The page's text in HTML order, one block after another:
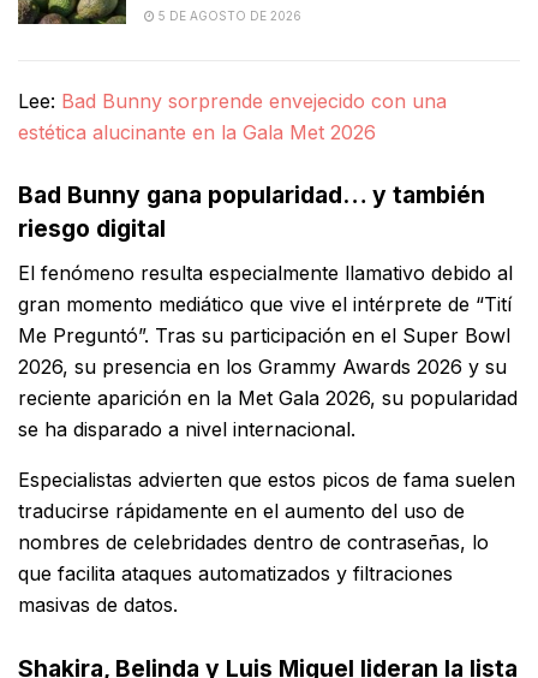
5 DE AGOSTO DE 2026
Lee: Bad Bunny sorprende envejecido con una
estética alucinante en la Gala Met 2026
Bad Bunny gana popularidad… y también
riesgo digital
El fenómeno resulta especialmente llamativo debido al
gran momento mediático que vive el intérprete de “Tití
Me Preguntó”. Tras su participación en el Super Bowl
2026, su presencia en los Grammy Awards 2026 y su
reciente aparición en la Met Gala 2026, su popularidad
se ha disparado a nivel internacional.
Especialistas advierten que estos picos de fama suelen
traducirse rápidamente en el aumento del uso de
nombres de celebridades dentro de contraseñas, lo
que facilita ataques automatizados y filtraciones
masivas de datos.
Shakira, Belinda y Luis Miguel lideran la lista